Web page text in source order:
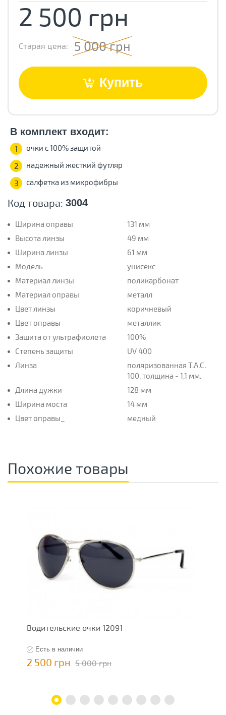
Код товара: 3004
Ширина оправы
131 мм
Высота линзы
49 мм
Ширина линзы
61 мм
Модель
унисекс
Материал линзы
поликарбонат
Материал оправы
металл
Цвет линзы
коричневый
Цвет оправы
металлик
Защита от ультрафиолета
100%
Степень защиты
UV 400
Линза
поляризованная T.A.C.
100, толщина - 1,1 мм.
Длина дужки
128 мм
Ширина моста
14 мм
Цвет оправы_
медный
2 500 грн
Старая цена: 5 000 грн
Купить
В комплект входит:
1 очки с 100% защитой
2 надежный жесткий футляр
3 салфетка из микрофибры
Похожие товары
Водительские очки 12091
Есть в наличии
2 500 грн 5 000 грн